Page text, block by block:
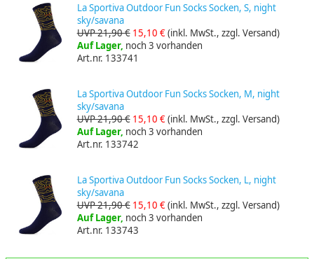
La Sportiva Outdoor Fun Socks Socken, S, night
sky/savana
UVP 21,90 € 15,10 €(inkl. MwSt., zzgl. Versand)
Auf Lager, noch 3 vorhanden
Art.nr. 133741
La Sportiva Outdoor Fun Socks Socken, M, night
sky/savana
UVP 21,90 € 15,10 €(inkl. MwSt., zzgl. Versand)
Auf Lager, noch 3 vorhanden
Art.nr. 133742
La Sportiva Outdoor Fun Socks Socken, L, night
sky/savana
UVP 21,90 € 15,10 €(inkl. MwSt., zzgl. Versand)
Auf Lager, noch 3 vorhanden
Art.nr. 133743